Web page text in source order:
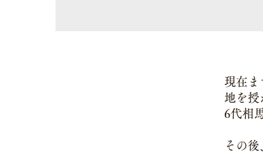
現在ま
地を授
6代相
その